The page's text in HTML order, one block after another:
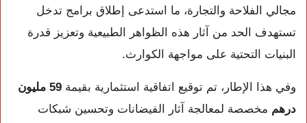
مجالي الفلاحة والتجارة، ما استدعى إطلاق برامج تدخل
تستهدف الحد من آثار هذه الظواهر الطبيعية وتعزيز قدرة
البنيات التحتية على مواجهة الكوارث.
وفي هذا الإطار، تم توقيع اتفاقية استثمارية بقيمة
59 مليون
درهم مخصصة لمعالجة آثار الفيضانات وتحسين شبكات